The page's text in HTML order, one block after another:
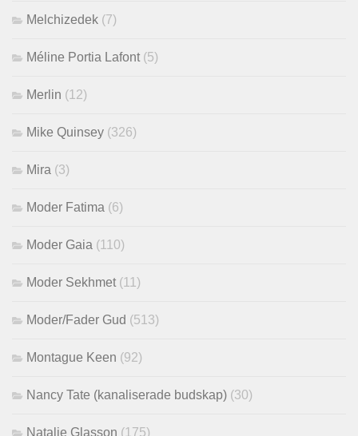
Melchizedek (7)
Méline Portia Lafont (5)
Merlin (12)
Mike Quinsey (326)
Mira (3)
Moder Fatima (6)
Moder Gaia (110)
Moder Sekhmet (11)
Moder/Fader Gud (513)
Montague Keen (92)
Nancy Tate (kanaliserade budskap) (30)
Natalie Glasson (175)